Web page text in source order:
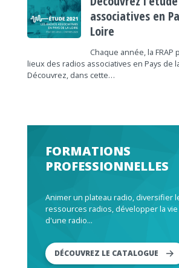
associatives en
Loire
Chaque année, la
lieux des radios associatives en Pays de
Découvrez, dans cette…
FORMATIONS
PROFESSIONNELLES
Animer un plateau radio, diversifier
ressources radios, développer la vie
d'une radio...
DÉCOUVREZ LE CATALOGUE